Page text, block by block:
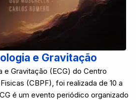
e Gravitação
e Gravitação (ECG) do Centro
(CBPF), foi realizada de 10 a
é um evento periódico organizado